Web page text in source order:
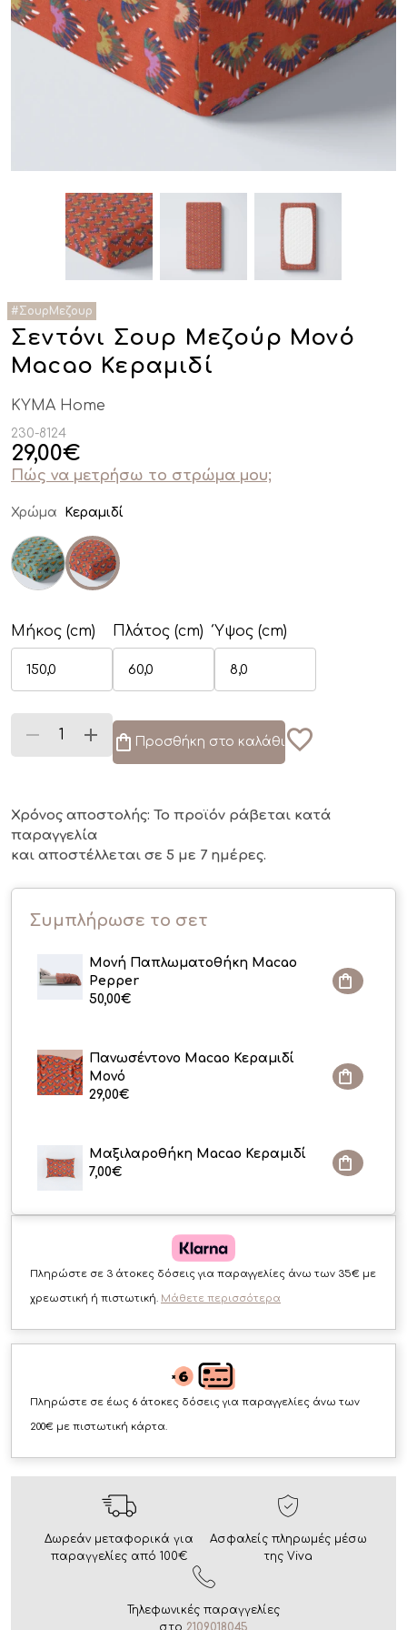
Σεντόνι Σουρ Μεζούρ Μονό
Macao Κεραμιδί
KYMA Home
230-8124
29,00€
Πώς να μετρήσω το στρώμα μου;
Χρώμα Κεραμιδί
Μήκος (cm) Πλάτος (cm) Ύψος (cm)
Προσθήκη στο καλάθι
Χρόνος αποστολής: Το προϊόν ράβεται κατά
παραγγελία
και αποστέλλεται σε 5 με 7 ημέρες.
Συμπλήρωσε το σετ
Μονή Παπλωματοθήκη Macao
Pepper
50,00€
Πανωσέντονο Macao Κεραμιδί
Μονό
29,00€
Μαξιλαροθήκη Macao Κεραμιδί
7,00€
Πληρώστε σε 3 άτοκες δόσεις για παραγγελίες άνω των 35€ με
χρεωστική ή πιστωτική. Μάθετε περισσότερα
Πληρώστε σε έως 6 άτοκες δόσεις για παραγγελίες άνω των
200€ με πιστωτική κάρτα.
Δωρεάν μεταφορικά για
παραγγελίες από 100€
Ασφαλείς πληρωμές μέσω
της Viva
Τηλεφωνικές παραγγελίες
στο 2109018045